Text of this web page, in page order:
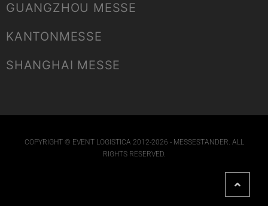
GUANGZHOU MESSE
KANTONMESSE
SHANGHAI MESSE
COPYRIGHT © EVENT LOGISTICA 2012-2026 - MESSESTANDER. ALL
RIGHTS RESERVED.